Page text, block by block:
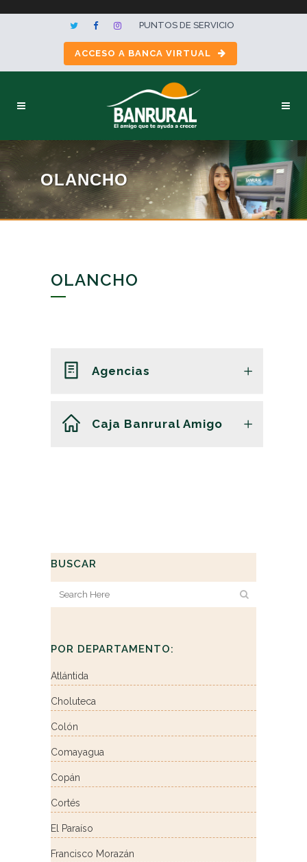
PUNTOS DE SERVICIO
ACCESO A BANCA VIRTUAL
OLANCHO
OLANCHO
Agencias
Caja Banrural Amigo
BUSCAR
POR DEPARTAMENTO:
Atlántida
Choluteca
Colón
Comayagua
Copán
Cortés
El Paraíso
Francisco Morazán